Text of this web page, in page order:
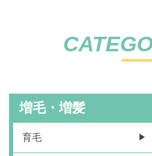
増毛・増髪
育毛